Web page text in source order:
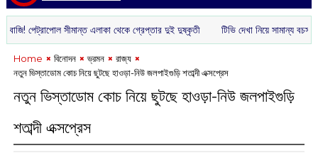
সীমান্ত এলাকা থেকে গ্রেপ্তার দুই দুষ্কৃতী টিভি দেখা নিয়ে সামান্য বচসা, তিন দিন
Home বিনোদন ভ্রমন
রাজ্য
নতুন ভিস্তাডোম কোচ নিয়ে ছুটছে হাওড়া-নিউ জলপাইগুড়ি শতাব্দী এক্সপ্রেস
নতুন ভিস্তাডোম কোচ নিয়ে ছুটছে হাওড়া-নিউ জলপাইগুড়ি
শতাব্দী এক্সপ্রেস